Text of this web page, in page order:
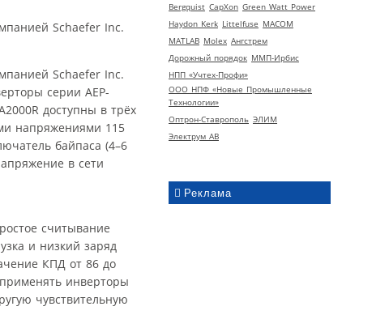
Bergquist CapXon Green Watt Power
Haydon Kerk Littelfuse MACOM
MATLAB Molex Ангстрем
Дорожный порядок ММП-Ирбис
НПП «Учтех-Профи»
ООО НПФ «Новые Промышленные
Технологии»
Оптрон-Ставрополь ЭЛИМ
Электрум АВ
Реклама
Schaefer Inc.
Schaefer Inc.
серии AEP-
доступны в трёх
напряжениями 115
байпаса (4–6
в сети
считывание
и низкий заряд
КПД от 86 до
инверторы
чувствительную